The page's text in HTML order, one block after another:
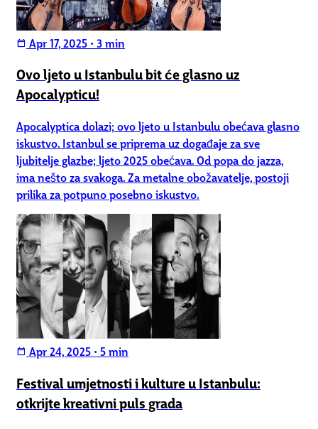
calendar_today Apr 17, 2025 • 3 min
Ovo ljeto u Istanbulu bit će glasno uz
Apocalypticu!
Apocalyptica dolazi; ovo ljeto u Istanbulu obećava glasno
iskustvo. Istanbul se priprema uz događaje za sve
ljubitelje glazbe; ljeto 2025 obećava. Od popa do jazza,
ima nešto za svakoga. Za metalne obožavatelje, postoji
prilika za potpuno posebno iskustvo.
calendar_today Apr 24, 2025 • 5 min
Festival umjetnosti i kulture u Istanbulu:
otkrijte kreativni puls grada